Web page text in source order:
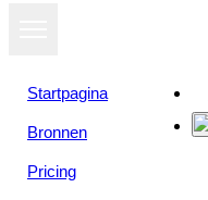
Startpagina
Bronnen
Pricing